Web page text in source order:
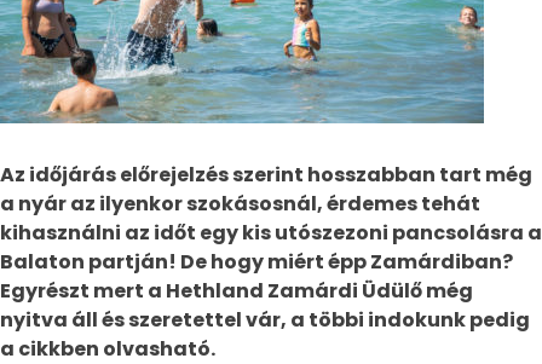
Az időjárás előrejelzés szerint hosszabban tart még
a nyár az ilyenkor szokásosnál, érdemes tehát
kihasználni az időt egy kis utószezoni pancsolásra a
Balaton partján! De hogy miért épp Zamárdiban?
Egyrészt mert a Hethland Zamárdi Üdülő még
nyitva áll és szeretettel vár, a többi indokunk pedig
a cikkben olvasható.